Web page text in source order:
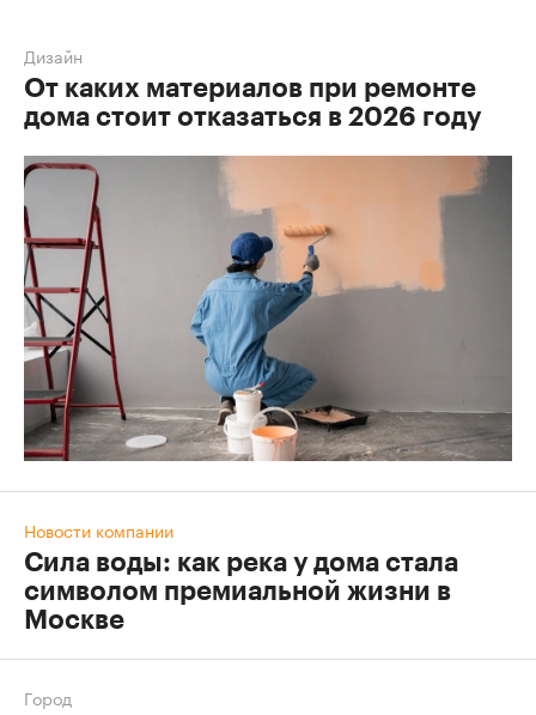
Дизайн
От каких материалов при ремонте
дома стоит отказаться в 2026 году
Новости компании
Сила воды: как река у дома стала
символом премиальной жизни в
Москве
Город